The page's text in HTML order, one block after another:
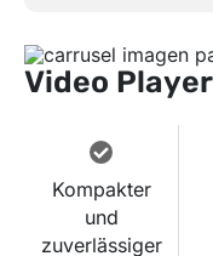
Video
Kompakter
und
zuverlässiger